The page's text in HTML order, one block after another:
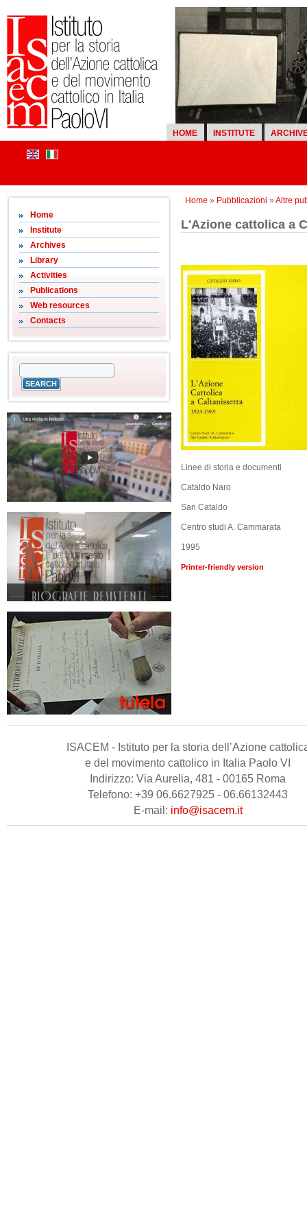
HOME INSTITUTE
Home » Pubblicazioni » Altre
Home
Institute
Archives
Library
Activities
Publications
Web resources
Contacts
L'Azione cattolica a
Linee di storia e documenti
Cataldo Naro
San Cataldo
Centro studi A. Cammarata
1995
Printer-friendly version
ISACEM - Istituto per la storia dell’Azione
e del movimento cattolico in Italia Paolo VI
Indirizzo: Via Aurelia, 481 - 00165 Roma
Telefono: +39 06.6627925 - 06.66132443
E-mail: info@isacem.it